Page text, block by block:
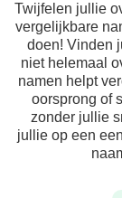
Twijfelen jullie
vergelijkbare
doen! Vinden
niet helemaal
namen helpt
oorsprong of
zonder jullie
jullie op een